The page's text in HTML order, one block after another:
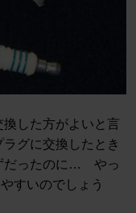
した方がよいと言
グに交換したとき
だったのに… やっ
すいのでしょう